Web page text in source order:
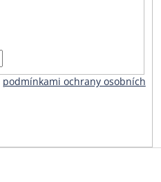
podmínkami ochrany osobních